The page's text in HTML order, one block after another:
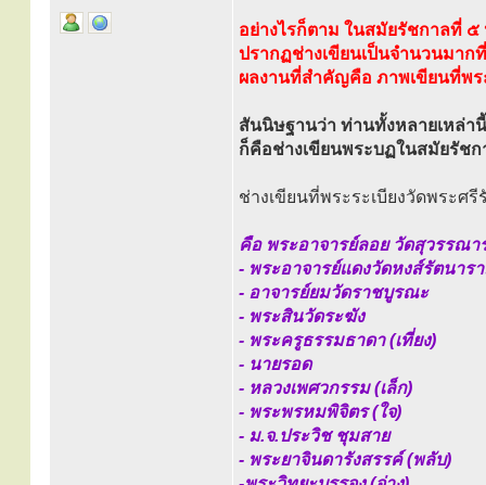
อย่างไรก็ตาม ในสมัยรัชกาลที่ ๕
ปรากฏช่างเขียนเป็นจำนวนมาก
ผลงานที่สำคัญคือ ภาพเขียนที่พร
สันนิษฐานว่า ท่านทั้งหลายเหล่านี้
ก็คือช่างเขียนพระบฏในสมัยรัช
ช่างเขียนที่พระระเบียงวัดพระศ
คือ พระอาจารย์ลอย วัดสุวรรณา
- พระอาจารย์แดงวัดหงส์รัตนาร
- อาจารย์ยมวัดราชบูรณะ
- พระสินวัดระฆัง
- พระครูธรรมธาดา (เที่ยง)
- นายรอด
- หลวงเพศวกรรม (เล็ก)
- พระพรหมพิจิตร (ใจ)
- ม.จ.ประวิช ชุมสาย
- พระยาจินดารังสรรค์ (พลับ)